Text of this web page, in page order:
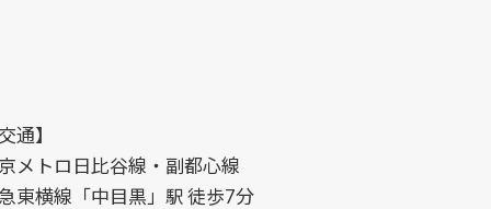
通】
メトロ日比谷線・副都心線
東横線「中目黒」駅 徒歩7分